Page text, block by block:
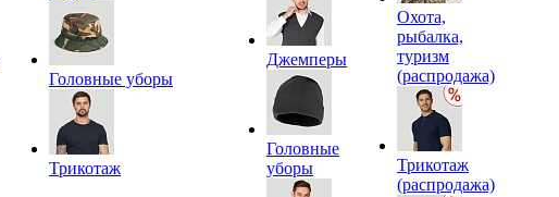
Головные уборы
Трикотаж
Джемперы
Головные
уборы
Охота,
рыбалка,
туризм
(распродажа)
Трикотаж
(распродажа)